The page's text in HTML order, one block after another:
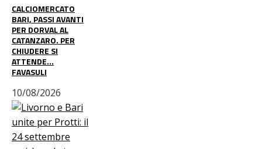
CALCIOMERCATO
BARI, PASSI AVANTI
PER DORVAL AL
CATANZARO. PER
CHIUDERE SI
ATTENDE…
FAVASULI
10/08/2026